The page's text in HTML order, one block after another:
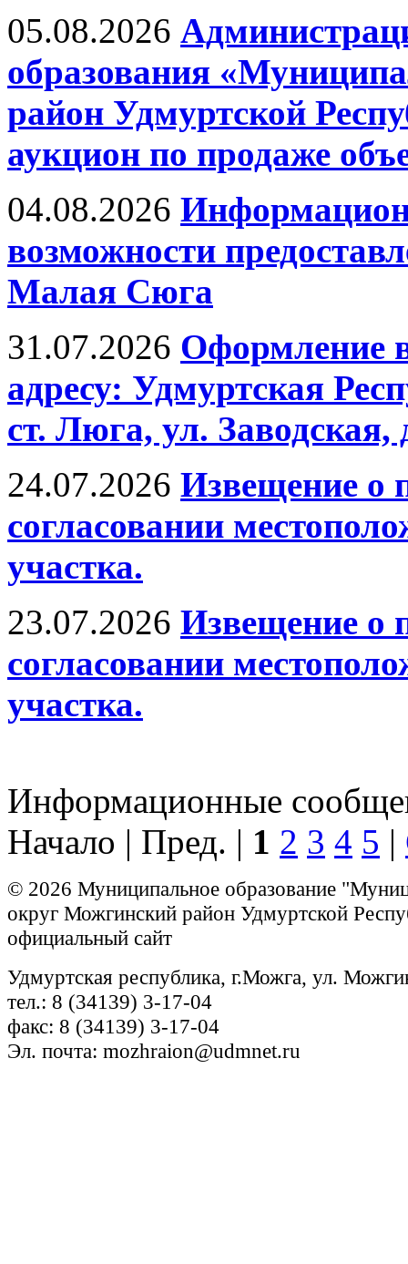
05.08.2026
образования
район Удмуртской
аукцион по продаже
04.08.2026
возможности
Малая Сюга
31.07.2026 Оформление
адресу: Удмуртская
ст. Люга, ул. Заводская,
24.07.2026 Извещение о
согласовании
участка.
23.07.2026 Извещение о
согласовании
участка.
Информационные
Начало | Пред. | 1 2 3 4 5 |
© 2026 Муниципальное образование
округ Можгинский район Удмуртской
официальный сайт
Удмуртская республика, г.Можга, ул.
тел.: 8 (34139) 3-17-04
факс: 8 (34139) 3-17-04
Эл. почта: mozhraion@udmnet.ru